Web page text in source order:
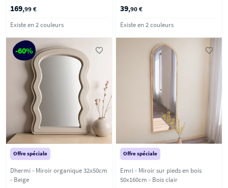
169,99 €
Existe en 2 couleurs
39,90 €
Existe en 2 couleurs
-60%
Offre spéciale
Dhermi - Miroir organique 32x50cm
- Beige
Offre spéciale
Emri - Miroir sur pieds en bois
50x160cm - Bois clair